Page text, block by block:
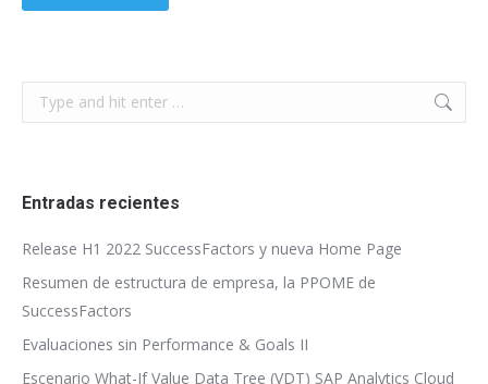
Search:
Entradas recientes
Release H1 2022 SuccessFactors y nueva Home Page
Resumen de estructura de empresa, la PPOME de
SuccessFactors
Evaluaciones sin Performance & Goals II
Escenario What-If Value Data Tree (VDT) SAP Analytics Cloud